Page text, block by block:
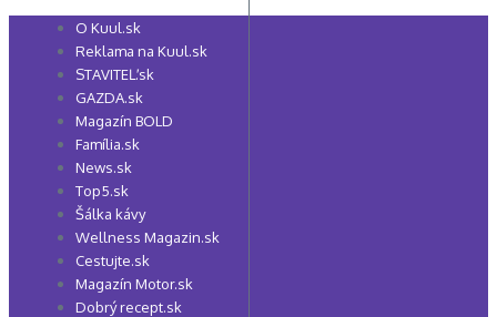
Preskočiť
O Kuul.sk
Reklama na Kuul.sk
STAVITEĽ.sk
GAZDA.sk
Magazín BOLD
Família.sk
News.sk
Top5.sk
Šálka kávy
Wellness Magazin.sk
Cestujte.sk
Magazín Motor.sk
Dobrý recept.sk